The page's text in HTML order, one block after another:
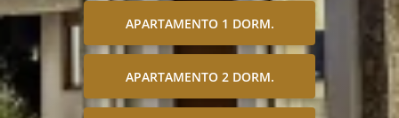
APARTAMENTO 1 DORM.
APARTAMENTO 2 DORM.